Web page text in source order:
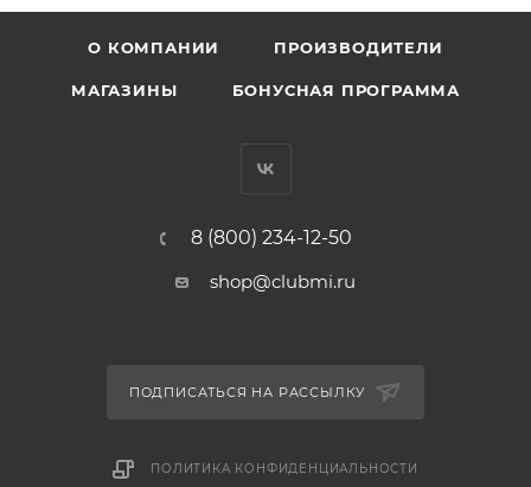
О КОМПАНИИ ПРОИЗВОДИТЕЛИ
МАГАЗИНЫ БОНУСНАЯ ПРОГРАММА
8 (800) 234-12-50
shop@clubmi.ru
ПОДПИСАТЬСЯ НА РАССЫЛКУ
ПОЛИТИКА КОНФИДЕНЦИАЛЬНОСТИ